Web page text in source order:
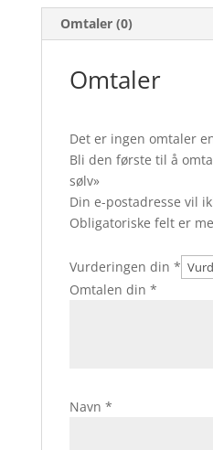
Omtaler (0)
Omtaler
Det er ingen omtaler
Bli den første til å
sølv»
Din e-postadresse vil
Obligatoriske felt er
Vurderingen din *
Omtalen din *
Navn *